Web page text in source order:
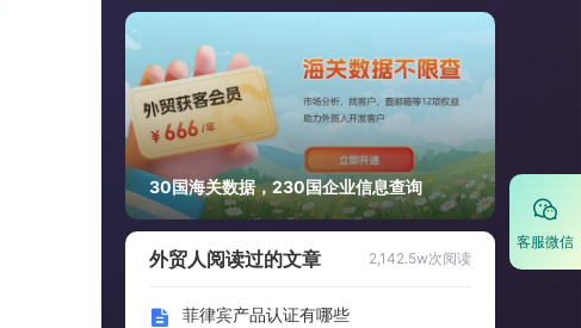
客服微信
30国海关数据，230国企业信息查询
外贸人阅读过的文章 2,142.5w次阅读
菲律宾产品认证有哪些